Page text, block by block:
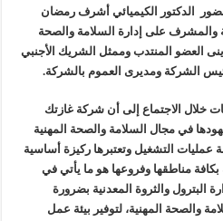
الدكتور الكيميائي أشرف رمضان
والمشرف على إدارة السلامة والصحة
العضو المنتدب وممثل الشريك الأجنبي
الشركة ومديرى العموم بالشركة.
خلال الاجتماع إلى أن شركة غازتك
في مجال السلامة والصحة المهنية
عمليات التشغيل وتعتبرها ركيزة أساسية
مناطقها وفروعها هو ما يأتي في
البترول والثروة المعدنية بضرورة
والصحة المهنية، لتوفير بيئة عمل